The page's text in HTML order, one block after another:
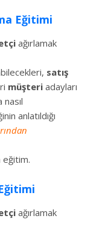
Eğitimi
ağırlamak
satış
müşteri adayları
anlatıldığı
eğitim.
ağırlamak